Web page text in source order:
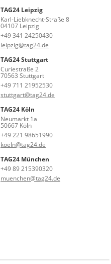
TAG24 Leipzig
Karl-Liebknecht-Straße 8
04107 Leipzig
+49 341 24250430
leipzig@tag24.de
TAG24 Stuttgart
Curiestraße 2
70563 Stuttgart
+49 711 21952530
stuttgart@tag24.de
TAG24 Köln
Neumarkt 1a
50667 Köln
+49 221 98651990
koeln@tag24.de
TAG24 München
+49 89 215390320
muenchen@tag24.de